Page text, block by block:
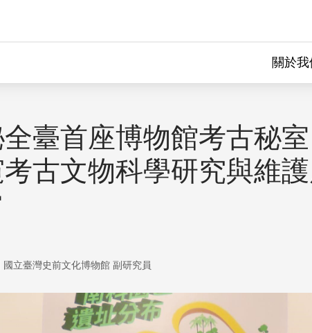
關於我
臺首座博物館考古秘
古文物科學研究與維
國立臺灣史前文化博物館 副研究員